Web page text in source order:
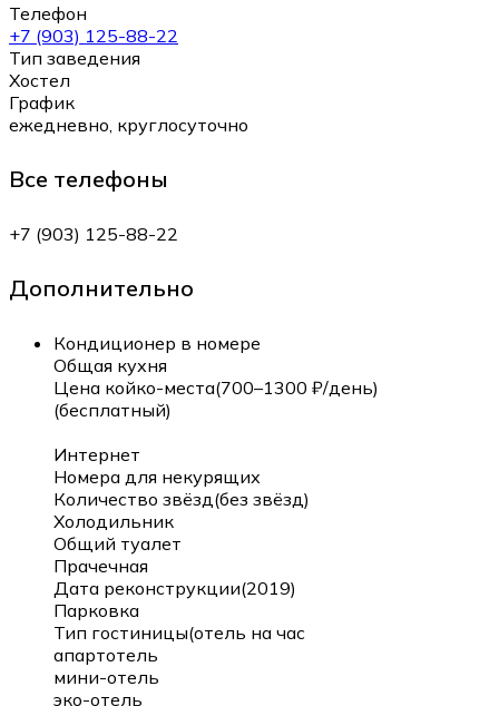
Телефон
+7 (903) 125-88-22
Тип заведения
Хостел
График
ежедневно, круглосуточно
Все телефоны
+7 (903) 125-88-22
Дополнительно
Кондиционер в номере
Общая кухня
Цена койко-места(700–1300 ₽/день)
(бесплатный)
Интернет
Номера для некурящих
Количество звёзд(без звёзд)
Холодильник
Общий туалет
Прачечная
Дата реконструкции(2019)
Парковка
Тип гостиницы(отель на час
апартотель
мини-отель
эко-отель